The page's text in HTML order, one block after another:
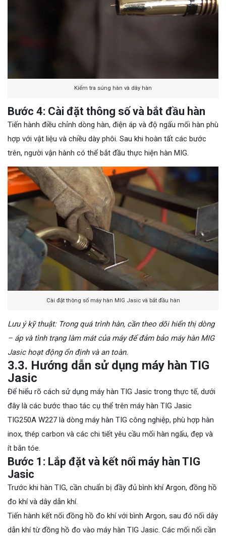
Kiểm tra súng hàn và dây hàn
Bước 4: Cài đặt thông số và bắt đầu hàn
Tiến hành điều chỉnh dòng hàn, điện áp và độ ngấu mối hàn phù
hợp với vật liệu và chiều dày phôi. Sau khi hoàn tất các bước
trên, người vận hành có thể bắt đầu thực hiện hàn MIG.
Cài đặt thông số máy hàn MIG Jasic và bắt đầu hàn
Lưu ý kỹ thuật: Trong quá trình hàn, cần theo dõi hiển thị dòng
– áp và tình trạng làm mát của máy để đảm bảo máy hàn MIG
Jasic hoạt động ổn định và an toàn.
3.3. Hướng dẫn sử dụng máy hàn TIG
Jasic
Để hiểu rõ cách sử dụng máy hàn TIG Jasic trong thực tế, dưới
đây là các bước thao tác cụ thể trên máy hàn TIG Jasic
TIG250A W227 là dòng máy hàn TIG công nghiệp, phù hợp hàn
inox, thép carbon và các chi tiết yêu cầu mối hàn ngấu, đẹp và
ít bắn tóe.
Bước 1: Lắp đặt và kết nối máy hàn TIG
Jasic
Trước khi hàn TIG, cần chuẩn bị đầy đủ bình khí Argon, đồng hồ
đo khí và dây dẫn khí.
Tiến hành kết nối đồng hồ đo khí với bình Argon, sau đó nối dây
dẫn khí từ đồng hồ đo vào máy hàn TIG Jasic. Các mối nối cần